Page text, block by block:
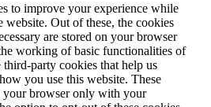
to improve your experience while
website. Out of these, the cookies
are stored on your browser
working of basic functionalities of
third-party cookies that help us
you use this website. These
browser only with your